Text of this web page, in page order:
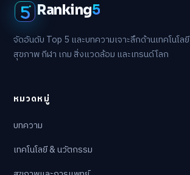
Ranking5
จัดอันดับ Top 5 และบทความเจาะลึกด้านเทคโนโลยี
สุขภาพ กีฬา เกม สิ่งแวดล้อม และเทรนด์โลก
หมวดหมู่
บทความ
เทคโนโลยี & นวัตกรรม